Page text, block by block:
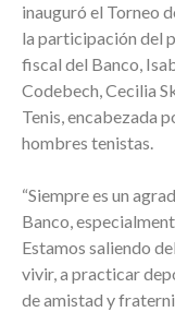
inauguró el Torneo
la participación del
fiscal del Banco,
Codebech, Cecilia
Tenis, encabezada
hombres tenistas.
“Siempre es un
Banco,
Estamos saliendo
vivir, a practicar
de amistad y